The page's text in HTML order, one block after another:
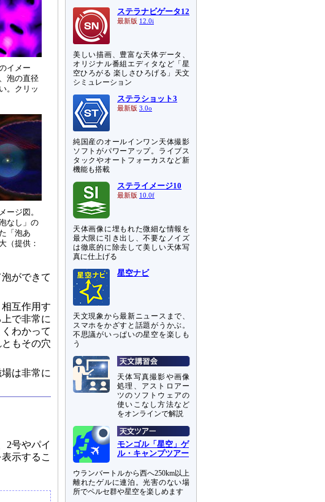
イメー
泡の直径
。クリッ
ージ図。
なし」の
「泡あ
（提供：
ができて
互作用す
で非常に
わかって
もその穴
は非常に
2号やパイ
示するこ
ステラナビゲータ12
最新版 12.0i
美しい描画、豊富な天体データ、
オリジナル番組エディタなど「星
空ひろがる 楽しさひろげる」天文
シミュレーション
ステラショット3
最新版 3.0o
純国産のオールインワン天体撮影
ソフトがパワーアップ。ライブス
タックやオートフォーカスなど新
機能も搭載
ステライメージ10
最新版 10.0f
天体画像に埋もれた微細な情報を
最大限に引き出し、不要なノイズ
は徹底的に除去して美しい天体写
真に仕上げる
星空ナビ
天文現象から最新ニュースまで、
スマホをかざすと話題がうかぶ。
不思議がいっぱいの星空を楽しも
う
天体写真撮影や画像
処理、アストロアー
ツのソフトウェアの
使いこなし方法など
をオンラインで解説
モンゴル「星空」ゲ
ル・キャンプツアー
ウランバートルから西へ250km以上
離れたゲルに連泊。光害のない場
所でペルセ群や星空を楽しめます